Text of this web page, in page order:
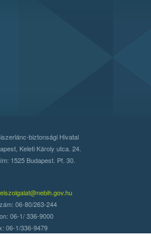
biztonsági Hivatal
Keleti Károly utca. 24.
1525 Budapest. Pf. 30.
06-80/263-244
06-1/ 336-9000
06-1/336-9479